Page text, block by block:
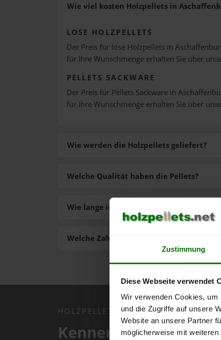
Zustimmung
Diese Webseite verwendet
Wir verwenden Cookies,
und die Zugriffe auf unsere
Website an unsere Partner
möglicherweise mit
Wie viel kosten Holzpellets in
LOSE HOLZPELLETS
Der Preis für lose Holzpellets in
für Ihre Wunschmenge erhalten Sie über
PELLETS SACKWARE
Der Preis für Pellets Sackware in
für Ihre Wunschmenge erhalten Sie über
Wie werden die Holzpellets geliefert?
Welche Zahlungsarten gibt es?
Welche Qualität haben die Pellets?
Wie lange ist die Lieferzeit der Pellets?
HOLZPELLETS.NET APP
Kennen Sie schon